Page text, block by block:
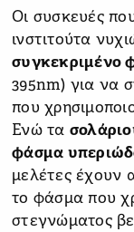
Οι συσκευές
ινστιτούτα
συγκεκριμένο
395nm) για να
που
Ενώ τα
φάσμα
μελέτες έχουν
το φάσμα που
στεγνώματος